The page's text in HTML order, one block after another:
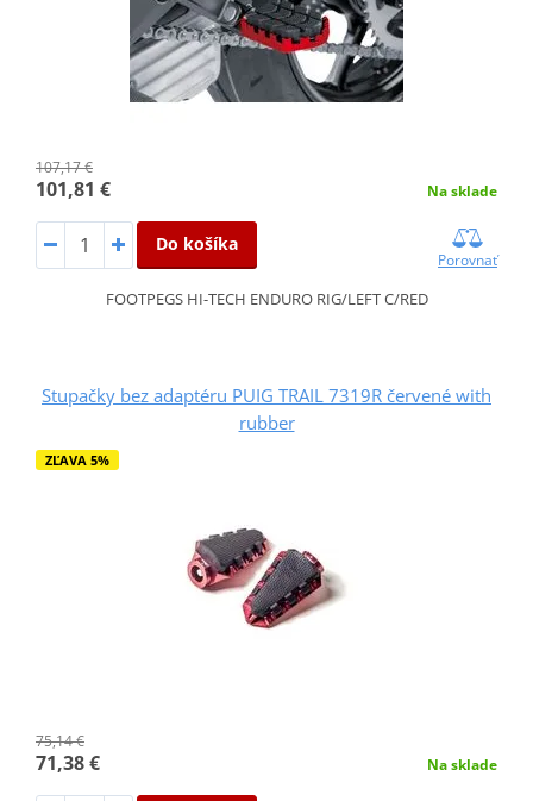
107,17 €
101,81 € Na sklade
Do košíka
Porovnať
FOOTPEGS HI-TECH ENDURO RIG/LEFT C/RED
Stupačky bez adaptéru PUIG TRAIL 7319R červené with
rubber
ZĽAVA 5%
75,14 €
71,38 € Na sklade